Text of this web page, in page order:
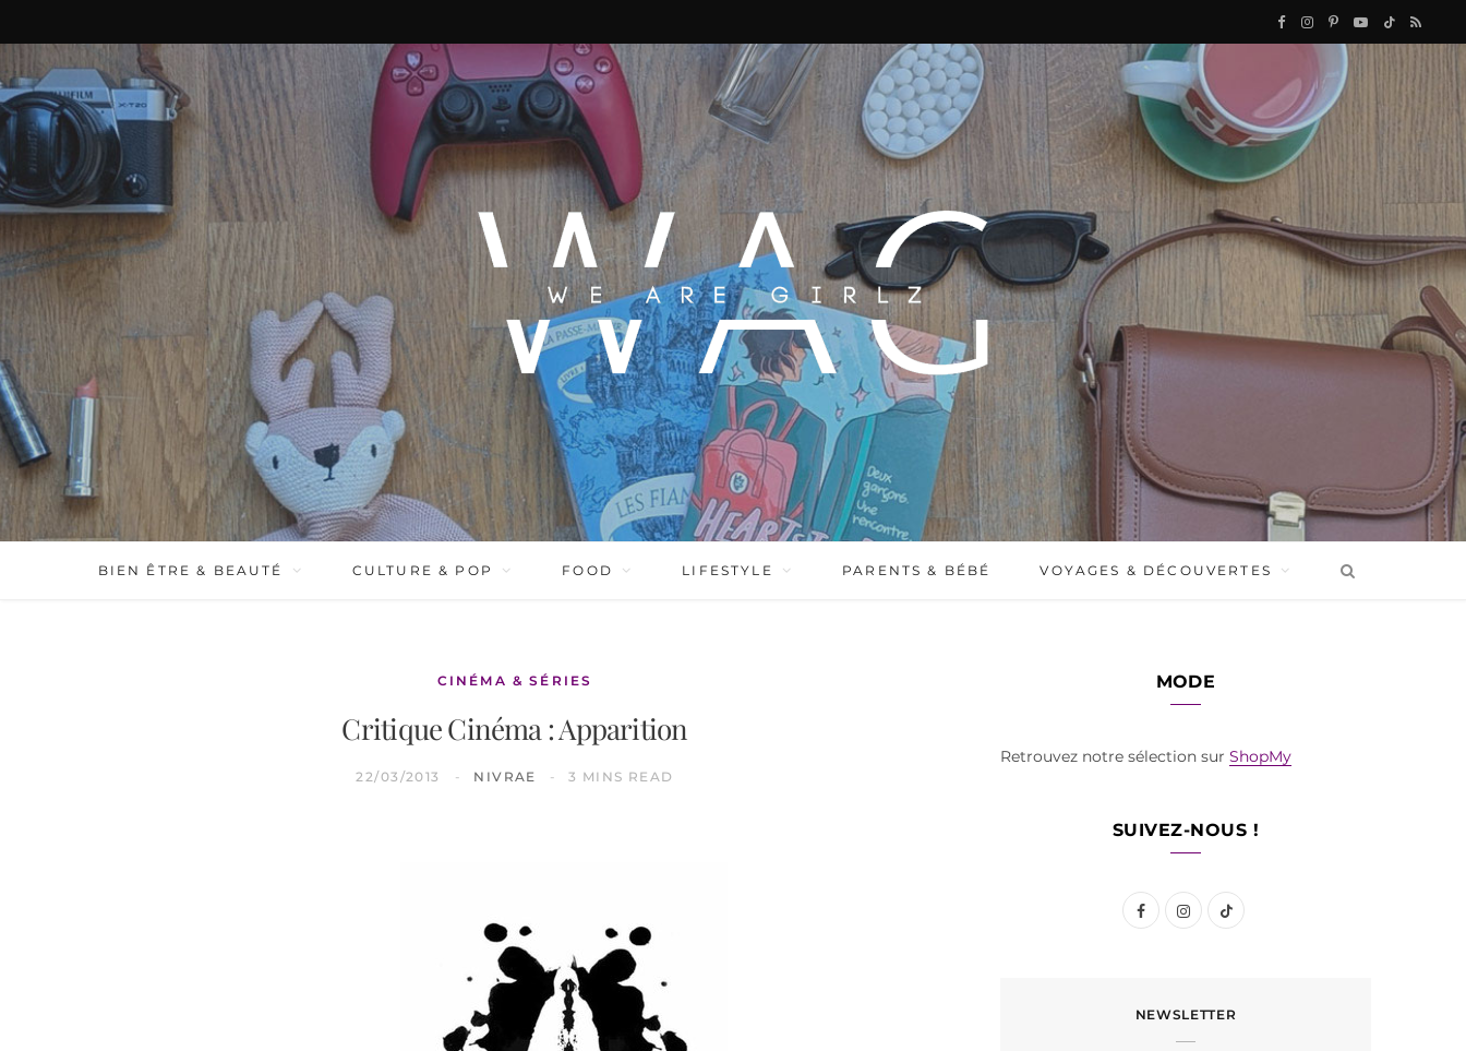
F
c
o
k
I
s
g
a
P
r
Y
b
e
T
k
R
BIEN ÊTRE & BEAUTÉ CULTURE & POP FOOD LIFESTYLE PARENTS & BÉBÉ VOYAGES & DÉCOUVERTES
CINÉMA & SÉRIES
Critique Cinéma : Apparition
22/03/2013 NIVRAE 3 MINS READ
MODE
Retrouvez notre sélection sur ShopMy
SUIVEZ-NOUS !
F
e
I
t
T
T
NEWSLETTER